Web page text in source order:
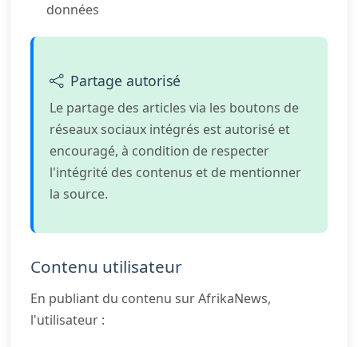
données
Partage autorisé
Le partage des articles via les boutons de
réseaux sociaux intégrés est autorisé et
encouragé, à condition de respecter
l'intégrité des contenus et de mentionner
la source.
Contenu utilisateur
En publiant du contenu sur AfrikaNews,
l'utilisateur :